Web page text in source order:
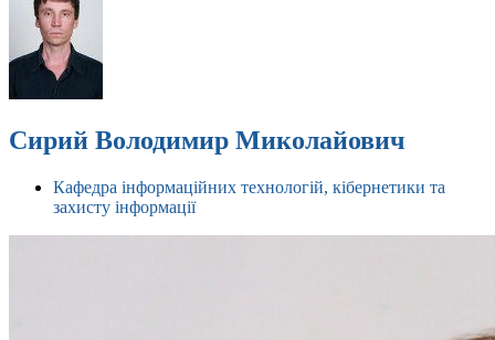
Сирий Володимир Миколайович
Кафедра інформаційних технологій, кібернетики та
захисту інформації